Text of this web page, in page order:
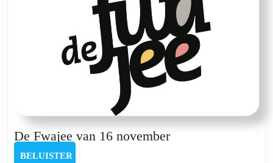
2025
De Fwajee van 16 novemberDe
BELUISTER